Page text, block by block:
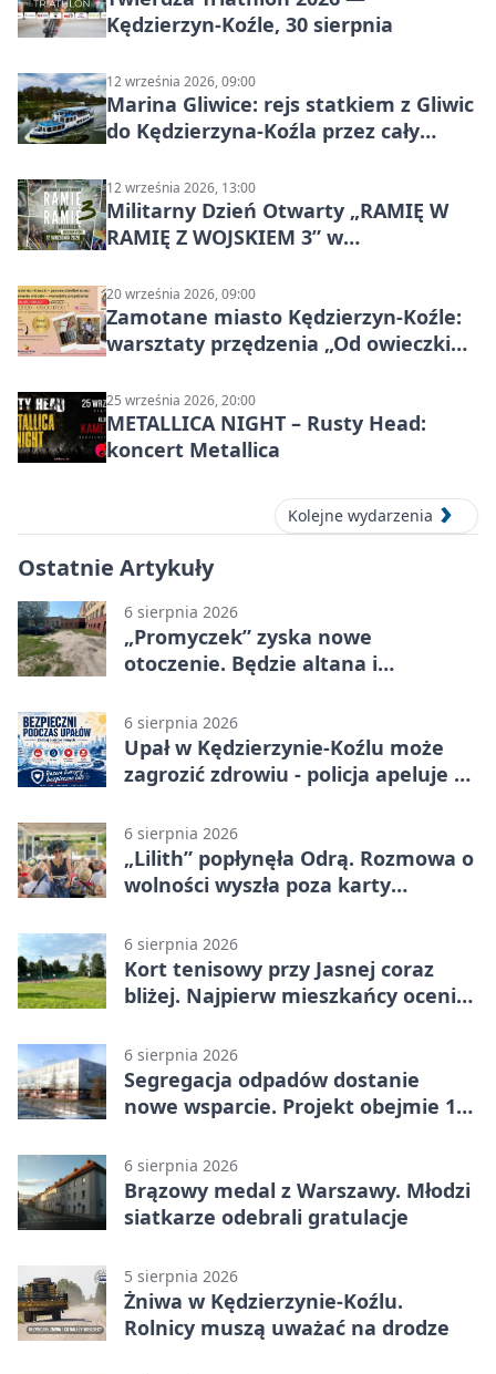
Kędzierzyn-Koźle, 30 sierpnia
12 września 2026, 09:00
Marina Gliwice: rejs statkiem z Gliwic
do Kędzierzyna-Koźla przez cały
12 września 2026, 13:00
Militarny Dzień Otwarty „RAMIĘ W
RAMIĘ Z WOJSKIEM 3” w
20 września 2026, 09:00
Zamotane miasto Kędzierzyn-Koźle:
warsztaty przędzenia „Od owieczki
25 września 2026, 20:00
METALLICA NIGHT – Rusty Head:
koncert Metallica
Kolejne wydarzenia
Ostatnie Artykuły
6 sierpnia 2026
„Promyczek” zyska nowe
otoczenie. Będzie altana i
6 sierpnia 2026
Upał w Kędzierzynie-Koźlu może
zagrozić zdrowiu - policja apeluje o
6 sierpnia 2026
„Lilith” popłynęła Odrą. Rozmowa o
wolności wyszła poza karty
6 sierpnia 2026
Kort tenisowy przy Jasnej coraz
bliżej. Najpierw mieszkańcy ocenią
6 sierpnia 2026
Segregacja odpadów dostanie
nowe wsparcie. Projekt obejmie 15
6 sierpnia 2026
Brązowy medal z Warszawy. Młodzi
siatkarze odebrali gratulacje
5 sierpnia 2026
Żniwa w Kędzierzynie-Koźlu.
Rolnicy muszą uważać na drodze